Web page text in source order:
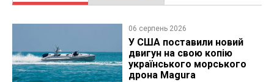
06 серпень 2026
У США поставили новий
двигун на свою копію
українського морського
дрона Magura